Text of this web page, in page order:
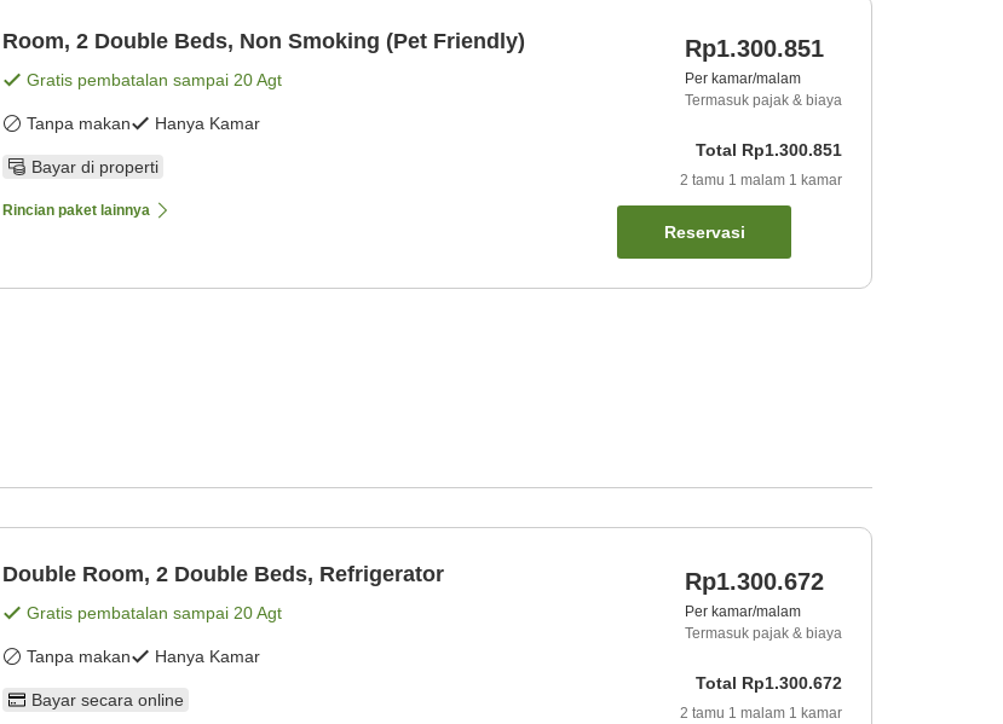
Room, 2 Double Beds, Non Smoking (Pet Friendly)
Gratis pembatalan sampai 20 Agt
Tanpa makan Hanya Kamar
Bayar di properti
Rincian paket lainnya
Rp1.300.851
Per kamar/malam
Termasuk pajak & biaya
Total Rp1.300.851
2 tamu 1 malam 1 kamar
Reservasi
Double Room, 2 Double Beds, Refrigerator
Gratis pembatalan sampai 20 Agt
Tanpa makan Hanya Kamar
Bayar secara online
Rp1.300.672
Per kamar/malam
Termasuk pajak & biaya
Total Rp1.300.672
2 tamu 1 malam 1 kamar